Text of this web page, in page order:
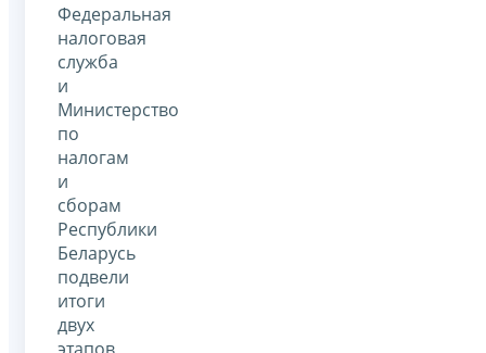
Федеральная
налоговая
служба
и
Министерство
по
налогам
и
сборам
Республики
Беларусь
подвели
итоги
двух
этапов